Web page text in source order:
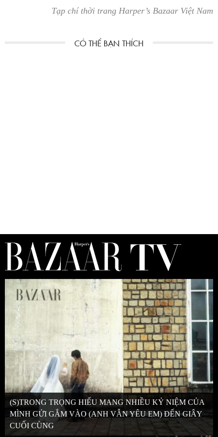
Tạp chí thời trang Harper’s Bazaar Việt Nam
(S)TRONG TRỌNG HIẾU MANG NHIỀU KỶ NIỆM CỦA
MÌNH GỬI GẮM VÀO (ANH VẪN YÊU EM) ĐẾN GIÂY
CUỐI CÙNG